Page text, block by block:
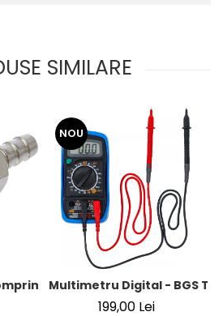
SIMILARE
cu racord furtun 8 mm (5/
NOU
Multimetru Digital - BGS
199,00 Lei